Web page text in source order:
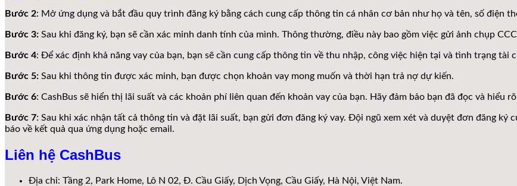
Bước 2: Mở ứng dụng và bắt đầu quy trình đăng ký bằng cách cung cấp thông tin cá nhân cơ bản như họ và tên, số điện
Bước 3: Sau khi đăng ký, bạn sẽ cần xác minh danh tính của mình. Thông thường, điều này bao gồm việc gửi ảnh chụp
Bước 4: Để xác định khả năng vay của bạn, bạn sẽ cần cung cấp thông tin về thu nhập, công việc hiện tại và tình trạng tài
Bước 5: Sau khi thông tin được xác minh, bạn được chọn khoản vay mong muốn và thời hạn trả nợ dự kiến.
Bước 6: CashBus sẽ hiển thị lãi suất và các khoản phí liên quan đến khoản vay của bạn. Hãy đảm bảo bạn đã đọc và hiểu
Bước 7: Sau khi xác nhận tất cả thông tin và đặt lãi suất, bạn gửi đơn đăng ký vay. Đội ngũ xem xét và duyệt đơn đăng ký
báo về kết quả qua ứng dụng hoặc email.
Liên hệ CashBus
Địa chỉ: Tầng 2, Park Home, Lô N 02, Đ. Cầu Giấy, Dịch Vọng, Cầu Giấy, Hà Nội, Việt Nam.